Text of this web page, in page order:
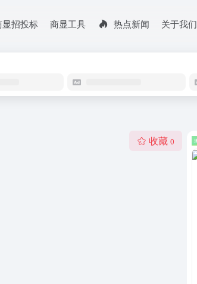
显招投标 商显工具 热点新闻 关于我们
收藏 0